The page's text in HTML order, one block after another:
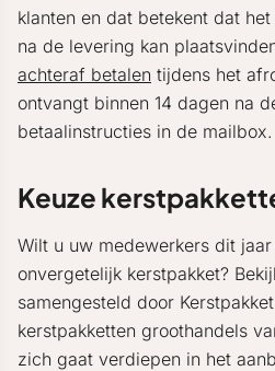
klanten en dat betekent dat
na de levering kan
achteraf betalen tijdens het
ontvangt binnen 14 dagen na
betaalinstructies in de mailbox.
Keuze
Wilt u uw medewerkers dit
onvergetelijk kerstpakket?
samengesteld door
kerstpakketten groothandels
zich gaat verdiepen in het